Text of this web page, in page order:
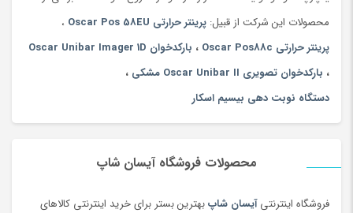
محصولات این شرکت از قبیل: پرینتر حرارتی Oscar Pos 58EU
،
پرینتر حرارتی Oscar Pos88c
، بارکدخوان Oscar Unibar Imager 1D
، بارکدخوان تصویری Oscar Unibar II مشکی
،
دستگاه نوبت دهی بیسیم اسکار
محصولات فروشگاه آیسان شاپ
فروشگاه اینترنتیآیسان شاپبهترین بستر برای خرید اینترنتی کالاهای